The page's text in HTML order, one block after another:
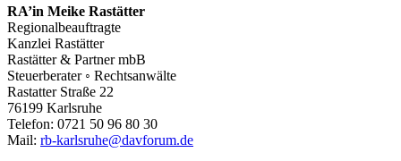
RA’in Meike Rastätter
Regionalbeauftragte
Kanzlei Rastätter
Rastätter & Partner mbB
Steuerberater ◦ Rechtsanwälte
Rastatter Straße 22
76199 Karlsruhe
Telefon: 0721 50 96 80 30
Mail: rb-karlsruhe@davforum.de